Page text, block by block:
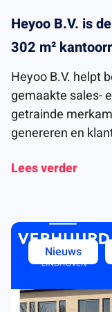
Heyoo B.V. is
302 m²
Heyoo B.V. helpt
gemaakte sales-
getrainde
genereren en
Lees verder
Nieuws